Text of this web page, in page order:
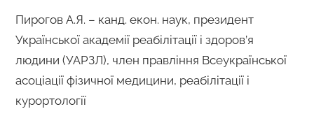
Пирогов А.Я. – канд. екон. наук, президент
Української академії реабілітації і здоров’я
людини (УАРЗЛ), член правління Всеукраїнської
асоціації фізичної медицини, реабілітації і
курортології